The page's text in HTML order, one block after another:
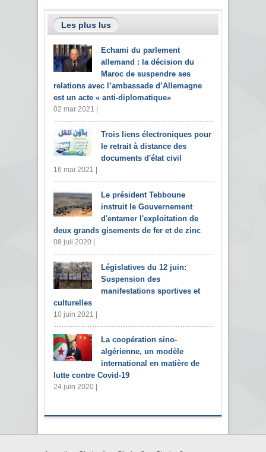
Les plus lus
Echami du parlement
allemand : la décision du
Maroc de suspendre ses
relations avec l’ambassade d’Allemagne
est un acte « anti-diplomatique»
02 mar 2021 |
Trois liens électroniques pour
le retrait à distance des
documents d'état civil
16 mai 2021 |
Le président Tebboune
instruit le Gouvernement
d'entamer l'exploitation de
deux grands gisements de fer et de zinc
08 juil 2020 |
Législatives du 12 juin:
Suspension des
manifestations sportives et
culturelles
10 juin 2021 |
La coopération sino-
algérienne, un modèle
international en matière de
lutte contre Covid-19
24 juin 2020 |